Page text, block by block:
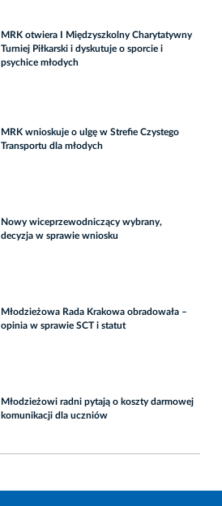
MRK otwiera I Międzyszkolny Charytatywny
Turniej Piłkarski i dyskutuje o sporcie i
psychice młodych
MRK wnioskuje o ulgę w Strefie Czystego
Transportu dla młodych
Nowy wiceprzewodniczący wybrany,
decyzja w sprawie wniosku
Młodzieżowa Rada Krakowa obradowała –
opinia w sprawie SCT i statut
Młodzieżowi radni pytają o koszty darmowej
komunikacji dla uczniów